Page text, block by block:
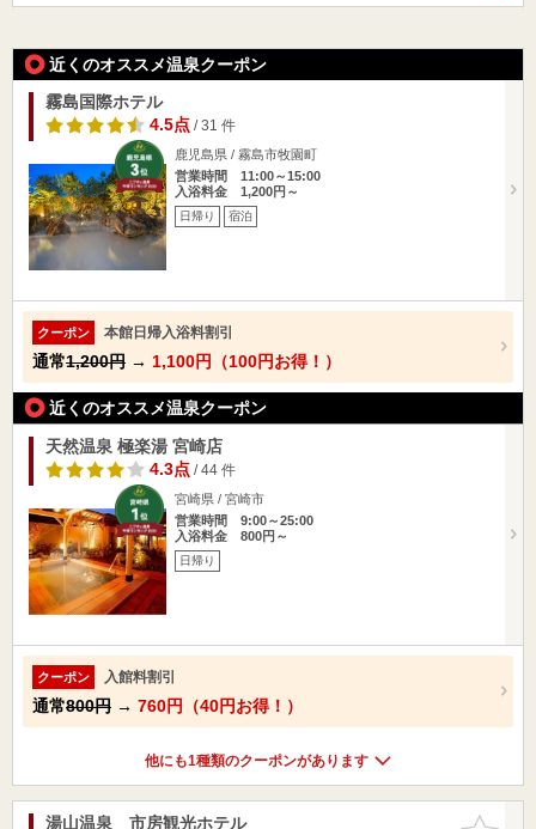
近くのオススメ温泉クーポン
霧島国際ホテル
4.5点/ 31 件
鹿児島県 / 霧島市牧園町
営業時間 11:00～15:00
入浴料金 1,200円～
日帰り 宿泊
クーポン 本館日帰入浴料割引
通常1,200円 → 1,100円（100円お得！）
近くのオススメ温泉クーポン
天然温泉 極楽湯 宮崎店
4.3点/ 44 件
宮崎県 / 宮崎市
営業時間 9:00～25:00
入浴料金 800円～
日帰り
クーポン 入館料割引
通常800円 → 760円（40円お得！）
他にも1種類のクーポンがあります
お気に入
湯山温泉 市房観光ホテル